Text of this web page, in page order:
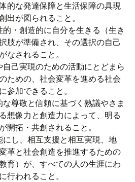
的な発達保障と生活保障の具現
出が図られること。
的・創造的に自分を生きる（生き
肢が準備され、その選択の自己
なされること。
自己実現のための活動にとどまら
ための、社会変革を進める社会
参加できること。
な尊敬と信頼に基づく熟議やさま
想像力と創造力によって、明る
開拓・共創されること。
にし、相互支援と相互実現、地
革と社会創造を推進するための
育）が、すべての人の生涯にわ
行われること。